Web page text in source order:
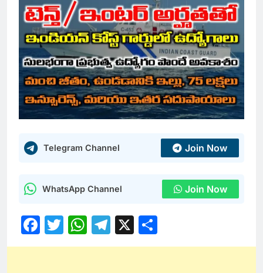
Telegram Channel Join Now
WhatsApp Channel Join Now
Facebook
Twitter
WhatsApp
Telegram
X